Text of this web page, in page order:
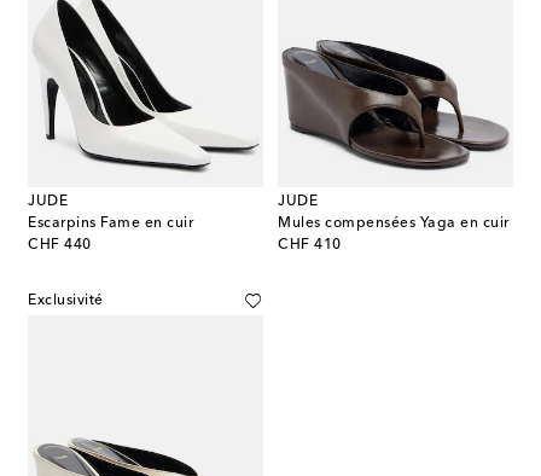
JUDE
Escarpins Fame en cuir
CHF 440
original price
JUDE
Mules compensées Yaga en cuir
CHF 410
original price
Exclusivité